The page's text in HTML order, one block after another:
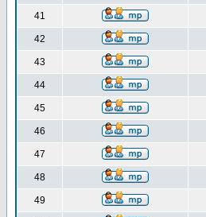
41
42
43
44
45
46
47
48
49